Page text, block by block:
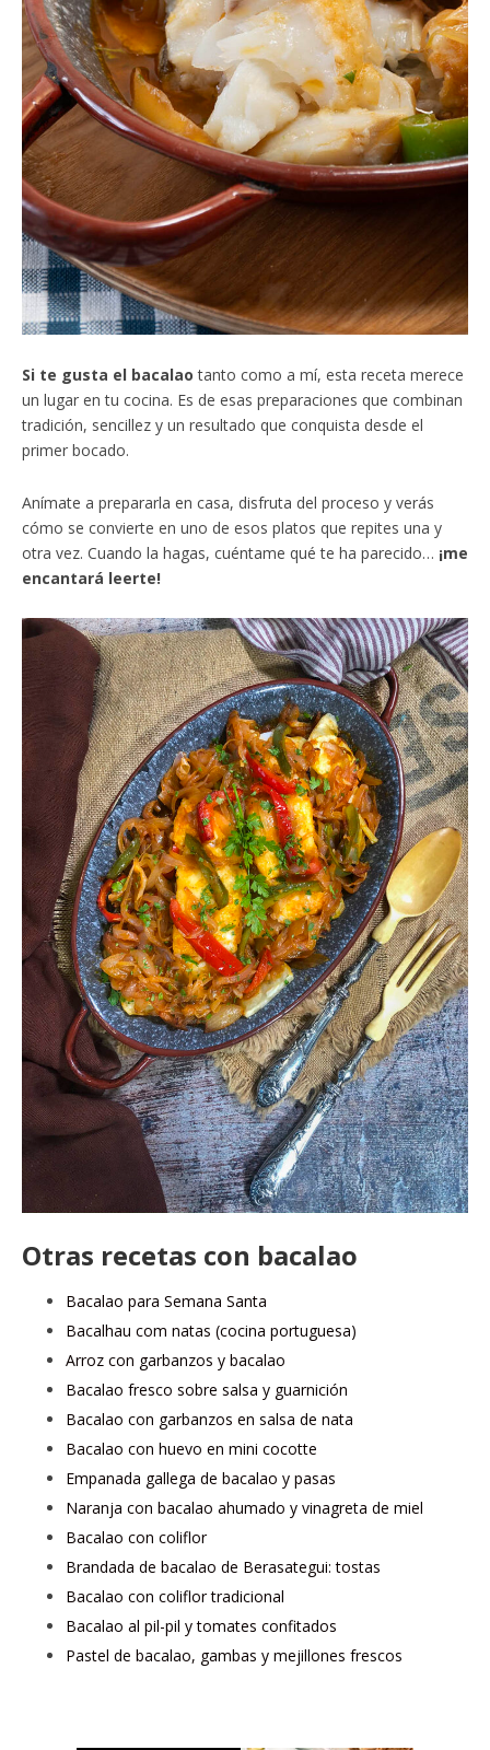
Si te gusta el bacalao tanto como a mí, esta receta merece
un lugar en tu cocina. Es de esas preparaciones que combinan
tradición, sencillez y un resultado que conquista desde el
primer bocado.
Anímate a prepararla en casa, disfruta del proceso y verás
cómo se convierte en uno de esos platos que repites una y
otra vez. Cuando la hagas, cuéntame qué te ha parecido… ¡me
encantará leerte!
Otras recetas con bacalao
Bacalao para Semana Santa
Bacalhau com natas (cocina portuguesa)
Arroz con garbanzos y bacalao
Bacalao fresco sobre salsa y guarnición
Bacalao con garbanzos en salsa de nata
Bacalao con huevo en mini cocotte
Empanada gallega de bacalao y pasas
Naranja con bacalao ahumado y vinagreta de miel
Bacalao con coliflor
Brandada de bacalao de Berasategui: tostas
Bacalao con coliflor tradicional
Bacalao al pil-pil y tomates confitados
Pastel de bacalao, gambas y mejillones frescos